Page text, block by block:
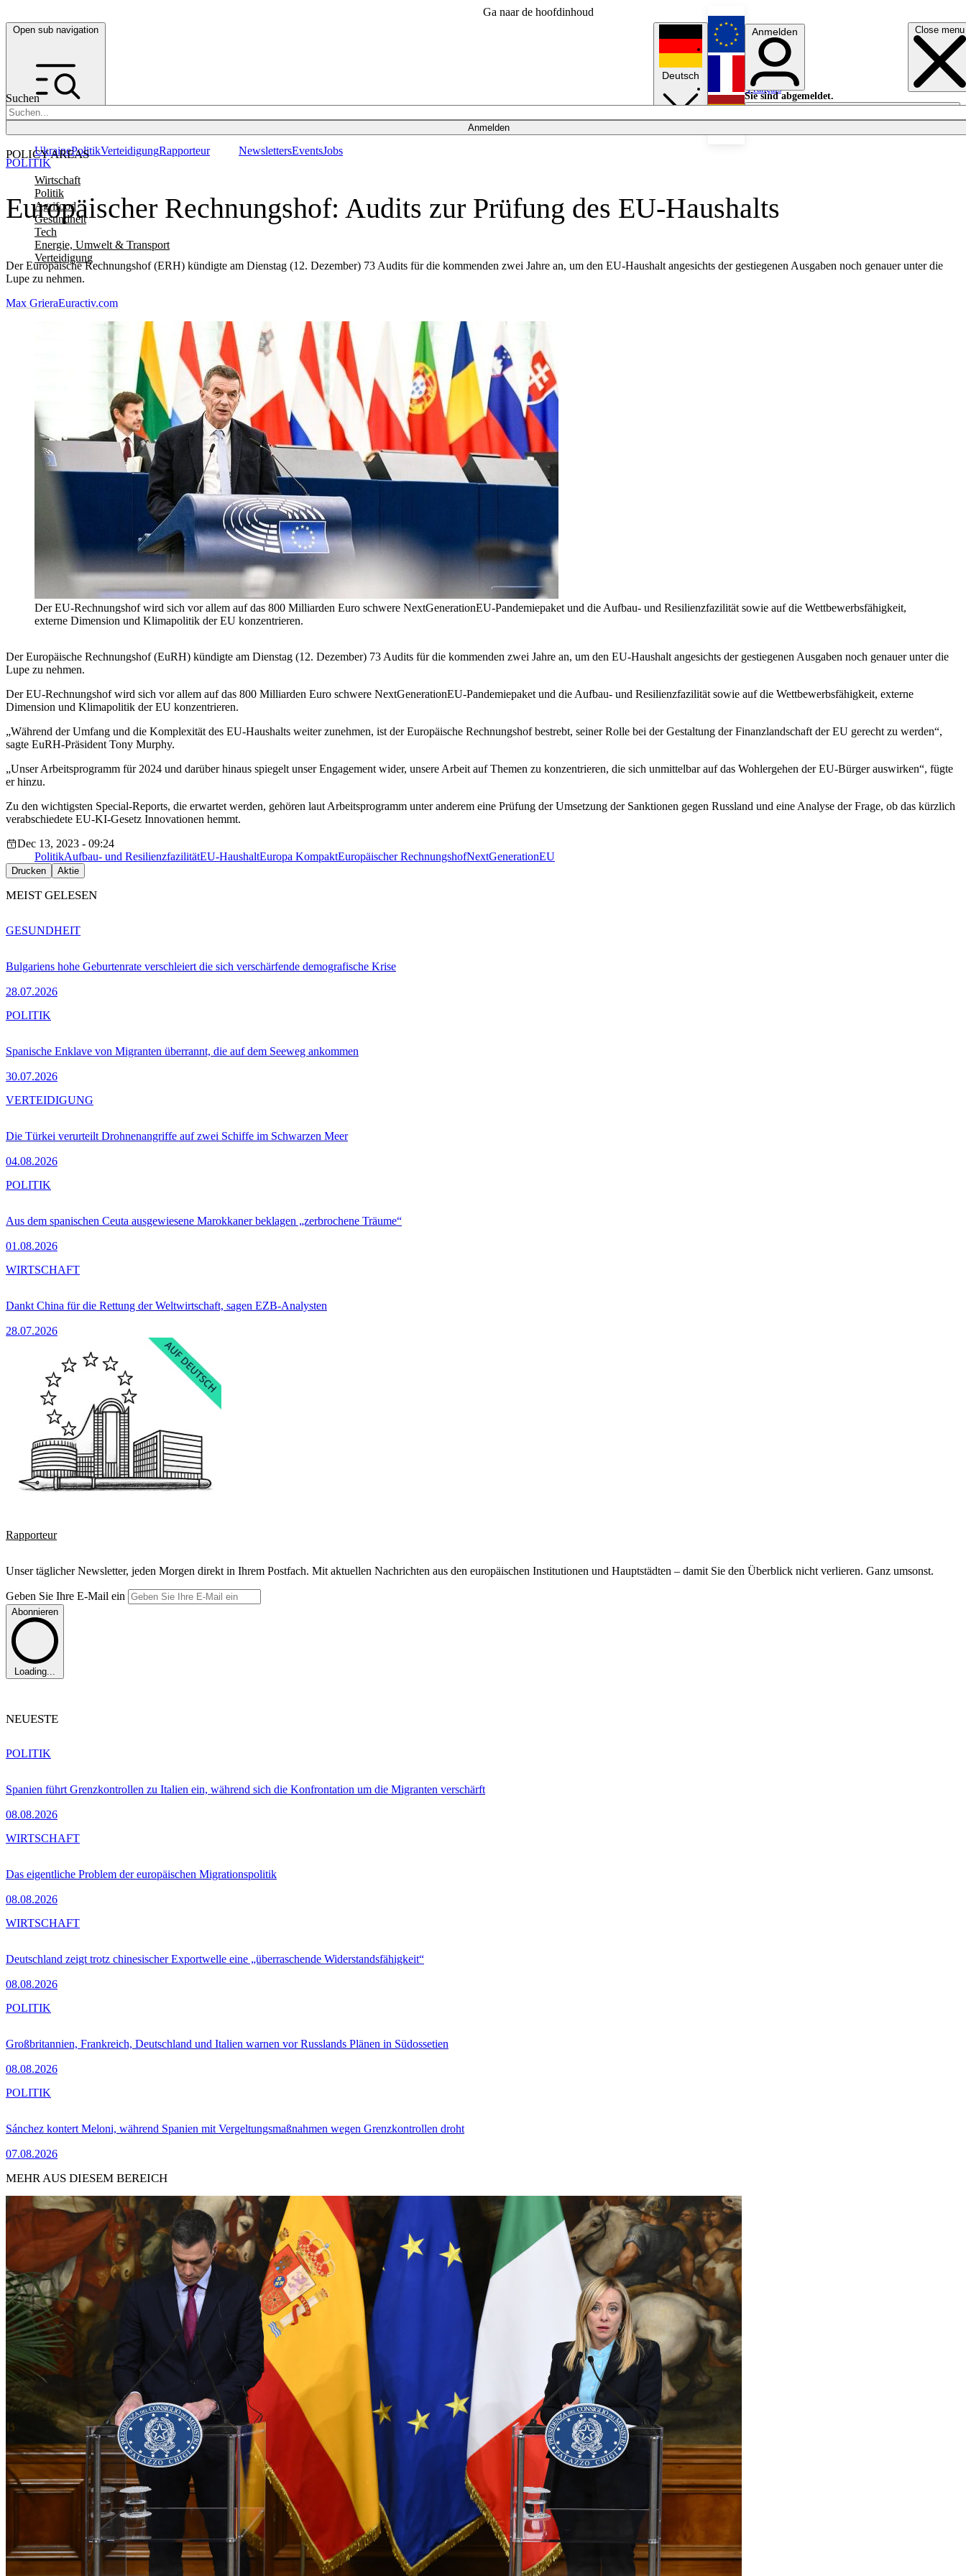
Ga naar de hoofdinhoud
Open sub navigation Close menu
Suchen
Anmelden
POLICY AREAS
Wirtschaft
Politik
Agrifood
Gesundheit
Tech
Energie, Umwelt & Transport
Verteidigung
UkrainePolitikVerteidigungRapporteur NewslettersEventsJobs
Deutsch
English
Français
Anmelden
Sie sind abgemeldet.
Anmelden
Licht aus
Europäischer Rechnungshof: Audits zur Prüfung des EU-Haushalts
Der Europäische Rechnungshof (ERH) kündigte am Dienstag (12. Dezember) 73 Audits für die kommenden zwei Jahre an, um den EU-Haushalt angesichts der gestiegenen Ausgaben noch genauer unter die
Lupe zu nehmen.
POLITIK
Max GrieraEuractiv.com
Der EU-Rechnungshof wird sich vor allem auf das 800 Milliarden Euro schwere NextGenerationEU-Pandemiepaket und die Aufbau- und Resilienzfazilität sowie auf die Wettbewerbsfähigkeit,
externe Dimension und Klimapolitik der EU konzentrieren.
Der Europäische Rechnungshof (EuRH) kündigte am Dienstag (12. Dezember) 73 Audits für die kommenden zwei Jahre an, um den EU-Haushalt angesichts der gestiegenen Ausgaben noch genauer unter die
Lupe zu nehmen.
Der EU-Rechnungshof wird sich vor allem auf das 800 Milliarden Euro schwere NextGenerationEU-Pandemiepaket und die Aufbau- und Resilienzfazilität sowie auf die Wettbewerbsfähigkeit, externe
Dimension und Klimapolitik der EU konzentrieren.
„Während der Umfang und die Komplexität des EU-Haushalts weiter zunehmen, ist der Europäische Rechnungshof bestrebt, seiner Rolle bei der Gestaltung der Finanzlandschaft der EU gerecht zu werden“,
sagte EuRH-Präsident Tony Murphy.
„Unser Arbeitsprogramm für 2024 und darüber hinaus spiegelt unser Engagement wider, unsere Arbeit auf Themen zu konzentrieren, die sich unmittelbar auf das Wohlergehen der EU-Bürger auswirken“, fügte
er hinzu.
Zu den wichtigsten Special-Reports, die erwartet werden, gehören laut Arbeitsprogramm unter anderem eine Prüfung der Umsetzung der Sanktionen gegen Russland und eine Analyse der Frage, ob das kürzlich
verabschiedete EU-KI-Gesetz Innovationen hemmt.
Dec 13, 2023 - 09:24
PolitikAufbau- und ResilienzfazilitätEU-HaushaltEuropa KompaktEuropäischer RechnungshofNextGenerationEU
Drucken Aktie
MEIST GELESEN
Bulgariens hohe Geburtenrate verschleiert die sich verschärfende demografische Krise
28.07.2026
GESUNDHEIT
Spanische Enklave von Migranten überrannt, die auf dem Seeweg ankommen
30.07.2026
POLITIK
Die Türkei verurteilt Drohnenangriffe auf zwei Schiffe im Schwarzen Meer
04.08.2026
VERTEIDIGUNG
Aus dem spanischen Ceuta ausgewiesene Marokkaner beklagen „zerbrochene Träume“
01.08.2026
POLITIK
Dankt China für die Rettung der Weltwirtschaft, sagen EZB-Analysten
28.07.2026
WIRTSCHAFT
Rapporteur
Unser täglicher Newsletter, jeden Morgen direkt in Ihrem Postfach. Mit aktuellen Nachrichten aus den europäischen Institutionen und Hauptstädten – damit Sie den Überblick nicht verlieren. Ganz umsonst.
Geben Sie Ihre E-Mail ein
Abonnieren
Loading...
NEUESTE
Spanien führt Grenzkontrollen zu Italien ein, während sich die Konfrontation um die Migranten verschärft
08.08.2026
POLITIK
Das eigentliche Problem der europäischen Migrationspolitik
08.08.2026
WIRTSCHAFT
Deutschland zeigt trotz chinesischer Exportwelle eine „überraschende Widerstandsfähigkeit“
08.08.2026
WIRTSCHAFT
Großbritannien, Frankreich, Deutschland und Italien warnen vor Russlands Plänen in Südossetien
08.08.2026
POLITIK
Sánchez kontert Meloni, während Spanien mit Vergeltungsmaßnahmen wegen Grenzkontrollen droht
07.08.2026
POLITIK
MEHR AUS DIESEM BEREICH